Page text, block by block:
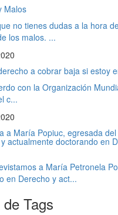
Malos
no tienes dudas a la hora
los malos. ...
a cobrar baja si estoy
con la Organización
c...
a María Popiuc, egresada
actualmente doctorando en
a María Petronela
en Derecho y act...
Tags